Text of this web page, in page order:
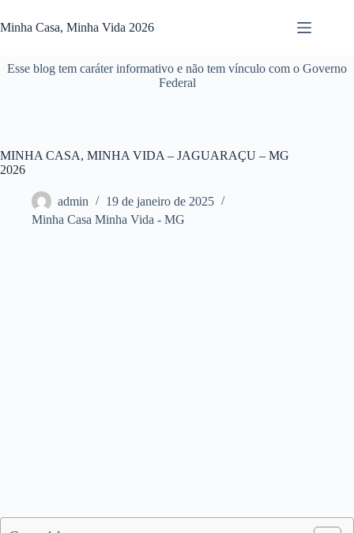
para
o
Minha Casa, Minha Vida 2026
Esse blog tem caráter informativo e não tem vínculo com o Governo
Federal
MINHA CASA, MINHA VIDA – JAGUARAÇU – MG
2026
admin
19 de janeiro de 2025
Minha Casa Minha Vida - MG